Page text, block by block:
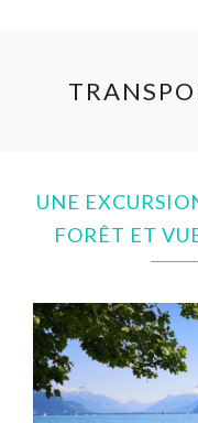
UNE
FORÊT ET